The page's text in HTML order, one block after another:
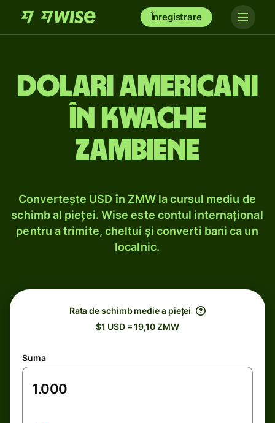
Înregistrare
Dolari americani
în kwache
zambiene
Convertește USD în ZMW la cursul mediu de
schimb al pieței. Wise este contul internațional
pentru a trimite, cheltui și converti bani ca un
localnic.
Rata de schimb medie a pieței
$1 USD = 19,10 ZMW
Suma